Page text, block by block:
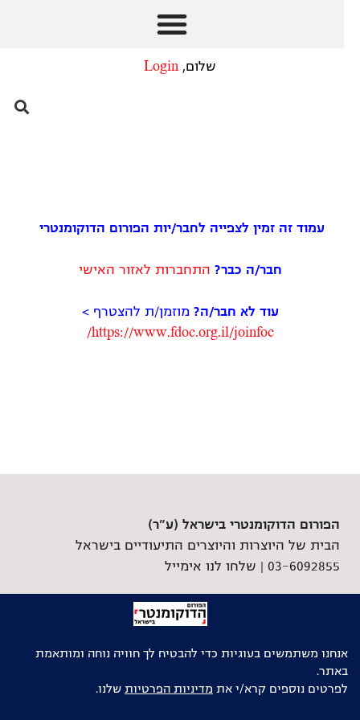
שלום,Login
עמוד זה זמין לצפייה לחבר/יות הפורום הדוקומנטרי
חבר/ה כבר? התחברות לאזור האישי
עוד לא חבר/ה?מוזמן/ת להצטרף >
https://www.fdoc.org.il/joinfoc/
הפורום הדוקומנטרי בישראל (ע"ר)
הבית של היוצרות והיוצרים התיעודיים בישראל
03-6092855 |
שלחו לנו אימייל